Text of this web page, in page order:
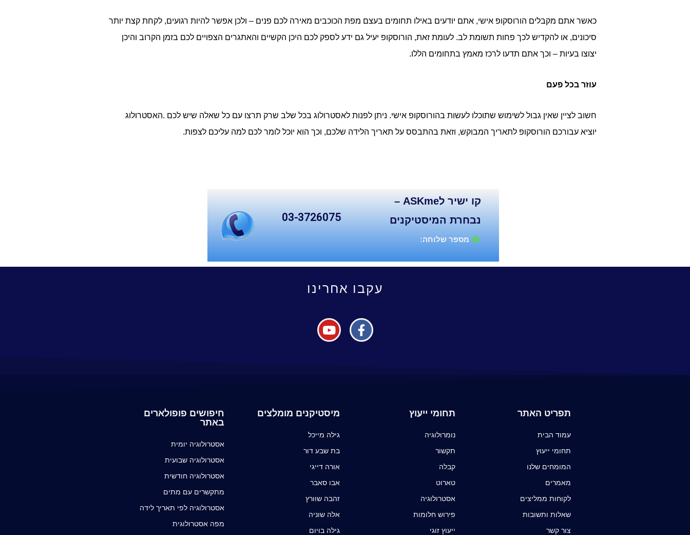
כאשר אתם מקבלים הורוסקופ אישי, אתם יודעים באילו תחומים בעצם מפת הכוכבים מאירה לכם פנים – ולכן אפשר להיות רגועים, לקחת קצת יותר
סיכונים, או להקדיש לכך פחות תשומת לב. לעומת זאת, הורוסקופ יעיל גם ידע לספק לכם היכן הקשיים והאתגרים הצפויים לכם בזמן הקרוב והיכן
יצוצו בעיות – וכך אתם תדעו לרכז מאמץ בתחומים הללו.
עוזר בכל פעם
חשוב לציין שאין גבול לשימוש שתוכלו לעשות בהורוסקופ אישי. ניתן לפנות לאסטרולוג בכל שלב שרק תרצו עם כל שאלה שיש לכם .האסטרולוג
יוציא עבורכם הורוסקופ לתאריך המבוקש, וזאת בהתבסס על תאריך הלידה שלכם, וכך הוא יוכל לומר לכם למה עליכם לצפות.
קו ישיר לASKme –
נבחרת המיסטיקנים
מספר שלוחה:
03-3726075
עקבו אחרינו
תפריט האתר
עמוד הבית
תחומי ייעוץ
המומחים שלנו
מאמרים
לקוחות ממליצים
שאלות ותשובות
צור קשר
תחומי ייעוץ
נומרולוגיה
תקשור
קבלה
טארוט
אסטרולוגיה
פירוש חלומות
ייעוץ זוגי
מיסטיקנים מומלצים
גילה מייכל
בת שבע דור
אורה דייגי
אבו סאבר
זהבה שוורץ
אלה שוניה
גילה בויום
חיפושים פופולארים
באתר
אסטרולוגיה יומית
אסטרולוגיה שבועית
אסטרולוגיה חודשית
מתקשרים עם מתים
אסטרולוגיה לפי תאריך לידה
מפה אסטרולוגית